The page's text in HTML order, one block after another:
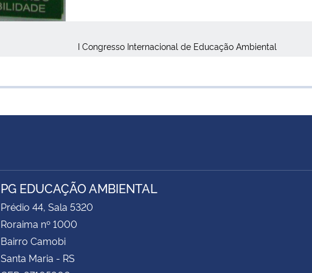
I Congresso Internacional de Educação Ambiental
PG EDUCAÇÃO AMBIENTAL
Prédio 44, Sala 5320
Roraima nº 1000
Bairro Camobi
Santa Maria - RS